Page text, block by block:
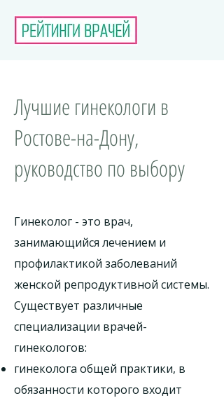
Лучшие гинекологи в
Ростове-на-Дону,
руководство по выбору
Гинеколог - это врач,
занимающийся лечением и
профилактикой заболеваний
женской репродуктивной системы.
Существует различные
специализации врачей-
гинекологов:
гинеколога общей практики, в
обязанности которого входит